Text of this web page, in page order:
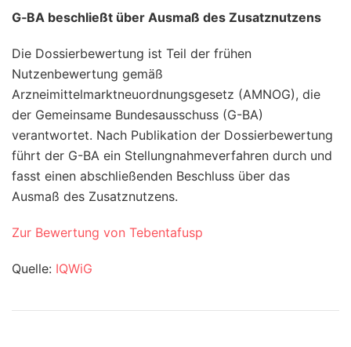
G‑BA beschließt über Ausmaß des Zusatznutzens
Die Dossierbewertung ist Teil der frühen
Nutzenbewertung gemäß
Arzneimittelmarktneuordnungsgesetz (AMNOG), die
der Gemeinsame Bundesausschuss (G-BA)
verantwortet. Nach Publikation der Dossierbewertung
führt der G-BA ein Stellungnahmeverfahren durch und
fasst einen abschließenden Beschluss über das
Ausmaß des Zusatznutzens.
Zur Bewertung von Tebentafusp
Quelle: IQWiG